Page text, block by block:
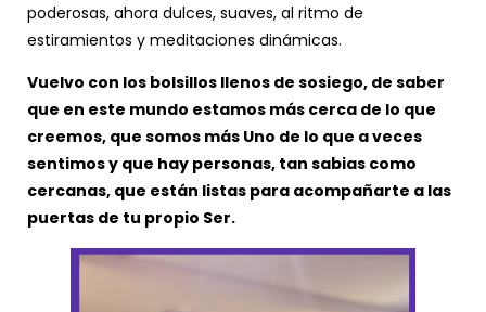
poderosas, ahora dulces, suaves, al ritmo de
estiramientos y meditaciones dinámicas.
Vuelvo con los bolsillos llenos de sosiego, de saber
que en este mundo estamos más cerca de lo que
creemos, que somos más Uno de lo que a veces
sentimos y que hay personas, tan sabias como
cercanas, que están listas para acompañarte a las
puertas de tu propio Ser.